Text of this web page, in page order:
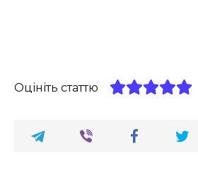
Оцініть статтю